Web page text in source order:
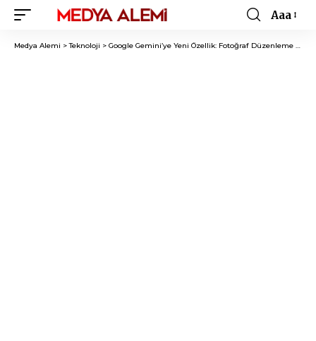
Font
Resizer
Aaa
Medya Alemi >Teknoloji > Google Gemini’ye Yeni Özellik: Fotoğraf Düzenleme Artık Daha Kolay!